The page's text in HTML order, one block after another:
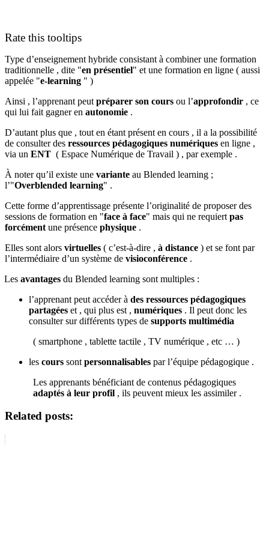
Rate this tooltips
Type d’enseignement hybride consistant à combiner une formation
traditionnelle , dite "en présentiel" et une formation en ligne ( aussi
appelée "e-learning " )
Ainsi , l’apprenant peut préparer son cours ou l’approfondir , ce
qui lui fait gagner en autonomie .
D’autant plus que , tout en étant présent en cours , il a la possibilité
de consulter des ressources pédagogiques numériques en ligne ,
via un ENT ( Espace Numérique de Travail ) , par exemple .
À noter qu’il existe une variante au Blended learning ;
l’"Overblended learning" .
Cette forme d’apprentissage présente l’originalité de proposer des
sessions de formation en "face à face" mais qui ne requiert pas
forcément une présence physique .
Elles sont alors virtuelles ( c’est-à-dire , à distance ) et se font par
l’intermédiaire d’un système de visioconférence .
Lesavantages du Blended learning sont multiples :
l’apprenant peut accéder à des ressources pédagogiques
partagées et , qui plus est , numériques . Il peut donc les
consulter sur différents types de supports multimédia
( smartphone , tablette tactile , TV numérique , etc … )
les cours sont personnalisables par l’équipe pédagogique .
Les apprenants bénéficiant de contenus pédagogiques
adaptés à leur profil , ils peuvent mieux les assimiler .
Related posts: